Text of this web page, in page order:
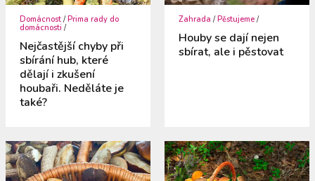
Domácnost /Prima rady do
domácnosti /
Nejčastější chyby při
sbírání hub, které
dělají i zkušení
houbaři. Neděláte je
také?
Zahrada /Pěstujeme /
Houby se dají nejen
sbírat, ale i pěstovat